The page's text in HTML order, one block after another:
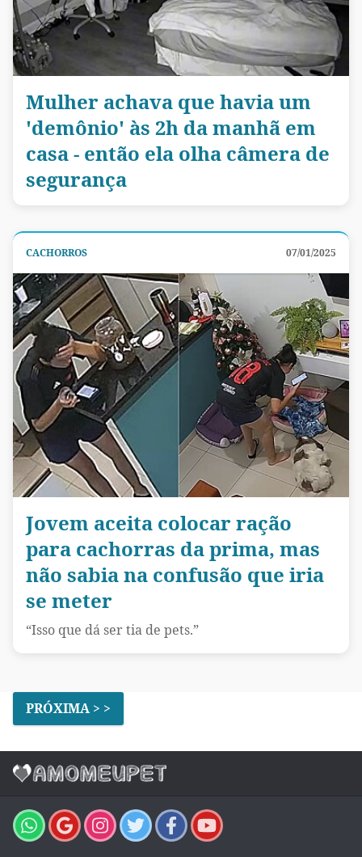
Mulher achava que havia um
'demônio' às 2h da manhã em
casa - então ela olha câmera de
segurança
CACHORROS 07/01/2025
Jovem aceita colocar ração
para cachorras da prima, mas
não sabia na confusão que iria
se meter
“Isso que dá ser tia de pets.”
PRÓXIMA > >